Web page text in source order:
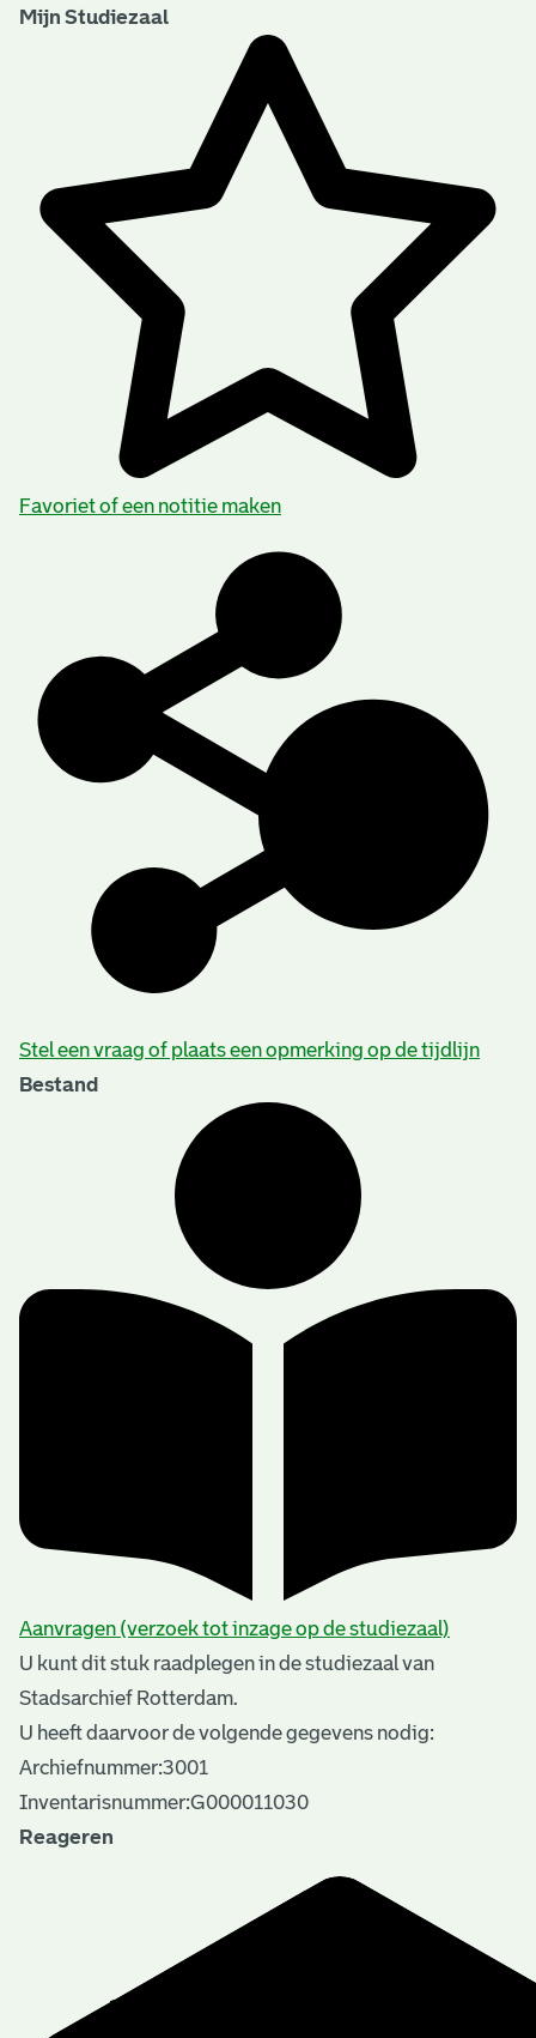
Mijn Studiezaal
Favoriet of een notitie maken
Stel een vraag of plaats een opmerking op de tijdlijn
Bestand
Aanvragen (verzoek tot inzage op de studiezaal)
U kunt dit stuk raadplegen in de studiezaal van
Stadsarchief Rotterdam.
U heeft daarvoor de volgende gegevens nodig:
Archiefnummer:3001
Inventarisnummer:G000011030
Reageren